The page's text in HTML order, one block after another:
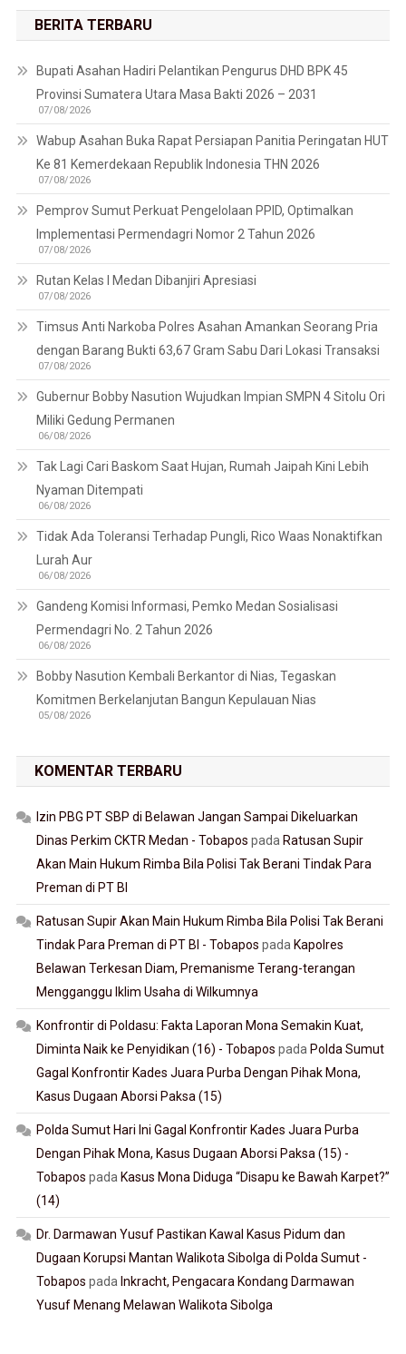
BERITA TERBARU
Bupati Asahan Hadiri Pelantikan Pengurus DHD BPK 45
Provinsi Sumatera Utara Masa Bakti 2026 – 2031
07/08/2026
Wabup Asahan Buka Rapat Persiapan Panitia Peringatan HUT
Ke 81 Kemerdekaan Republik Indonesia THN 2026
07/08/2026
Pemprov Sumut Perkuat Pengelolaan PPID, Optimalkan
Implementasi Permendagri Nomor 2 Tahun 2026
07/08/2026
Rutan Kelas I Medan Dibanjiri Apresiasi
07/08/2026
Timsus Anti Narkoba Polres Asahan Amankan Seorang Pria
dengan Barang Bukti 63,67 Gram Sabu Dari Lokasi Transaksi
07/08/2026
Gubernur Bobby Nasution Wujudkan Impian SMPN 4 Sitolu Ori
Miliki Gedung Permanen
06/08/2026
Tak Lagi Cari Baskom Saat Hujan, Rumah Jaipah Kini Lebih
Nyaman Ditempati
06/08/2026
Tidak Ada Toleransi Terhadap Pungli, Rico Waas Nonaktifkan
Lurah Aur
06/08/2026
Gandeng Komisi Informasi, Pemko Medan Sosialisasi
Permendagri No. 2 Tahun 2026
06/08/2026
Bobby Nasution Kembali Berkantor di Nias, Tegaskan
Komitmen Berkelanjutan Bangun Kepulauan Nias
05/08/2026
KOMENTAR TERBARU
Izin PBG PT SBP di Belawan Jangan Sampai Dikeluarkan
Dinas Perkim CKTR Medan - Tobapos pada Ratusan Supir
Akan Main Hukum Rimba Bila Polisi Tak Berani Tindak Para
Preman di PT BI
Ratusan Supir Akan Main Hukum Rimba Bila Polisi Tak Berani
Tindak Para Preman di PT BI - Tobapos pada Kapolres
Belawan Terkesan Diam, Premanisme Terang-terangan
Mengganggu Iklim Usaha di Wilkumnya
Konfrontir di Poldasu: Fakta Laporan Mona Semakin Kuat,
Diminta Naik ke Penyidikan (16) - Tobapos pada Polda Sumut
Gagal Konfrontir Kades Juara Purba Dengan Pihak Mona,
Kasus Dugaan Aborsi Paksa (15)
Polda Sumut Hari Ini Gagal Konfrontir Kades Juara Purba
Dengan Pihak Mona, Kasus Dugaan Aborsi Paksa (15) -
Tobapos pada Kasus Mona Diduga “Disapu ke Bawah Karpet?”
(14)
Dr. Darmawan Yusuf Pastikan Kawal Kasus Pidum dan
Dugaan Korupsi Mantan Walikota Sibolga di Polda Sumut -
Tobapos pada Inkracht, Pengacara Kondang Darmawan
Yusuf Menang Melawan Walikota Sibolga